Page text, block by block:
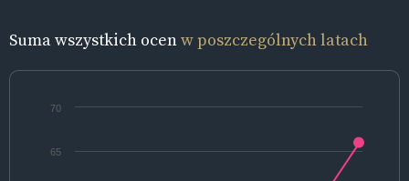
Suma wszystkich ocenw poszczególnych latach
65
70